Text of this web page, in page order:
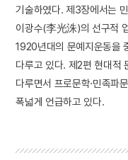
기술하였다. 제3장에서는
이광수(李光洙)의 선구적
1920년대의 문예지운동을
다루고 있다. 제2편 현대적
다루면서 프로문학·민족파
폭넓게 언급하고 있다.